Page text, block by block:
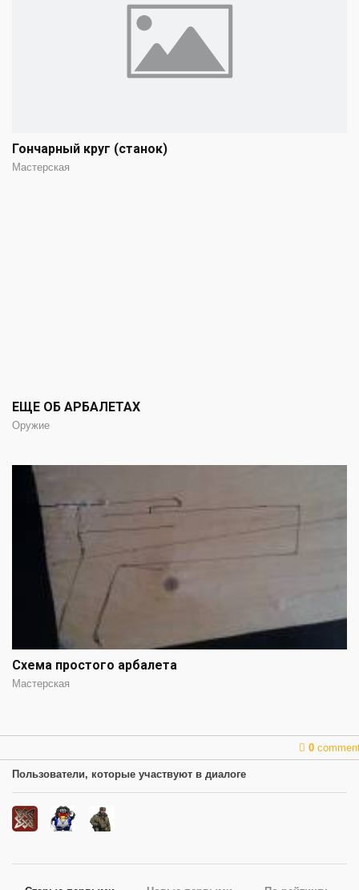
Гончарный круг (станок)
Мастерская
ЕЩЕ ОБ АРБАЛЕТАХ
Оружие
Схема простого арбалета
Мастерская
0
Пользователи, которые участвуют в диалоге